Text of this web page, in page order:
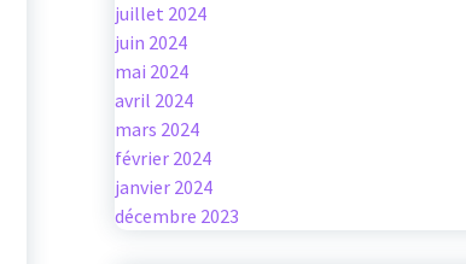
juillet 2024
juin 2024
mai 2024
avril 2024
mars 2024
février 2024
janvier 2024
décembre 2023